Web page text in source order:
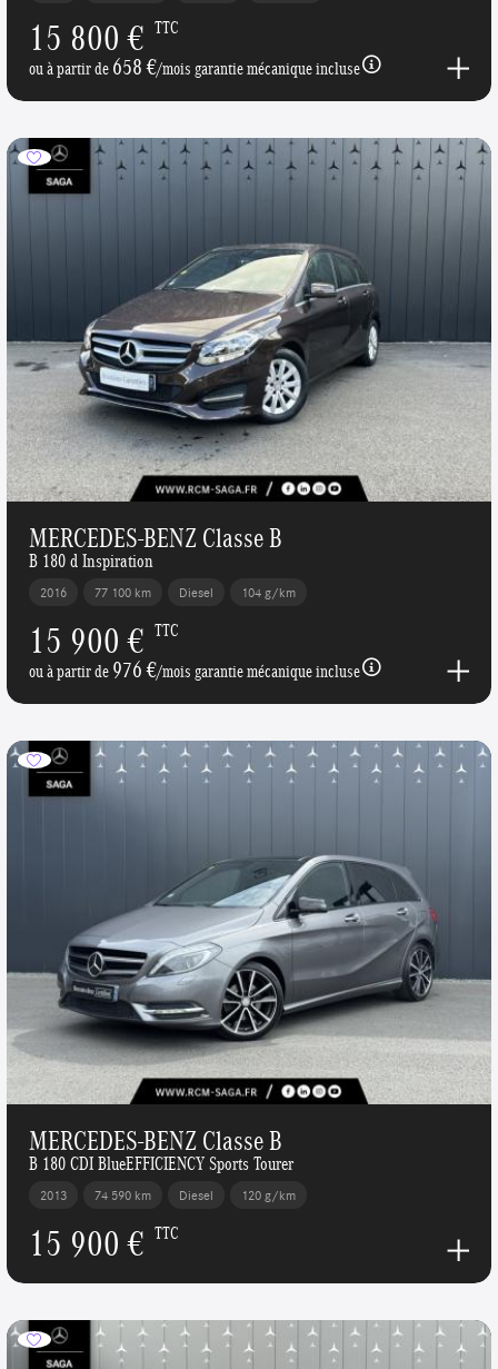
15 800 € TTC
ou à partir de658 €/mois garantie mécanique incluse
MERCEDES-BENZ Classe B
B 180 d Inspiration
2016 77 100 km Diesel 104 g/km
15 900 € TTC
ou à partir de976 €/mois garantie mécanique incluse
MERCEDES-BENZ Classe B
B 180 CDI BlueEFFICIENCY Sports Tourer
2013 74 590 km Diesel 120 g/km
15 900 € TTC